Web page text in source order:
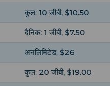
कुल: 10 जीबी, $10.50
दैनिक: 1 जीबी, $7.50
अनलिमिटेड, $26
कुल: 20 जीबी, $19.00